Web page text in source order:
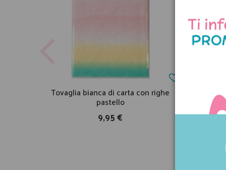
Tovaglia bianca di carta con righe
pastello
9,95 €